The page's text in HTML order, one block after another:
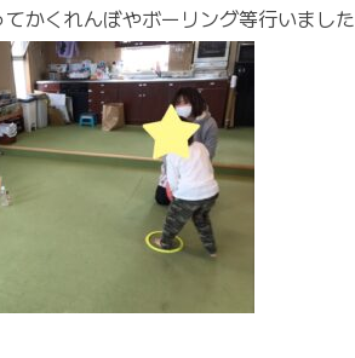
かくれんぼやボーリング等行いました